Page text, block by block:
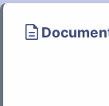
description